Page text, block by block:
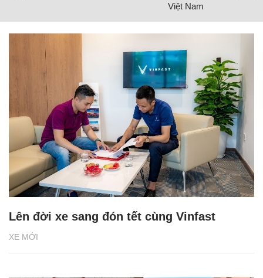
Việt Nam
XE MỚI
Lên đời xe sang đón tết cùng Vinfast